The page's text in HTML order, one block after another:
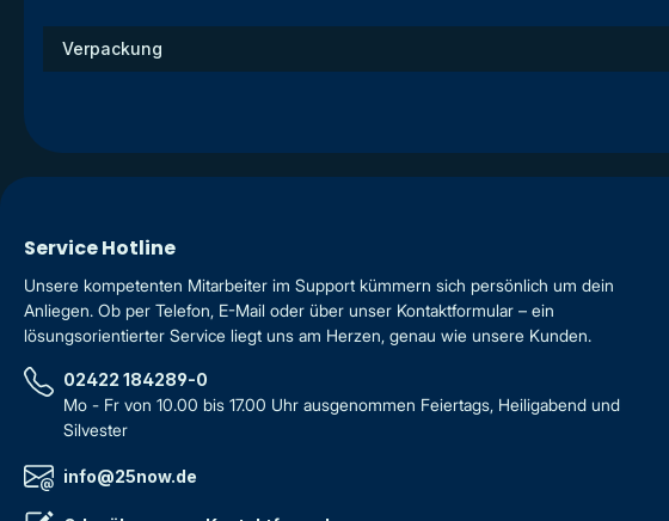
Verpackung
Service Hotline
Unsere kompetenten Mitarbeiter im Support kümmern sich persönlich um dein
Anliegen. Ob per Telefon, E-Mail oder über unser Kontaktformular – ein
lösungsorientierter Service liegt uns am Herzen, genau wie unsere Kunden.
02422 184289-0
Mo - Fr von 10.00 bis 17.00 Uhr ausgenommen Feiertags, Heiligabend und
Silvester
info@25now.de